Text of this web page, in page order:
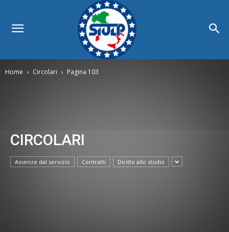
Home Circolari Pagina 103
CIRCOLARI
Assenze dal servizio Contratti Diritto allo studio